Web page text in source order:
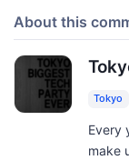
About this
Tokyo
Every
make